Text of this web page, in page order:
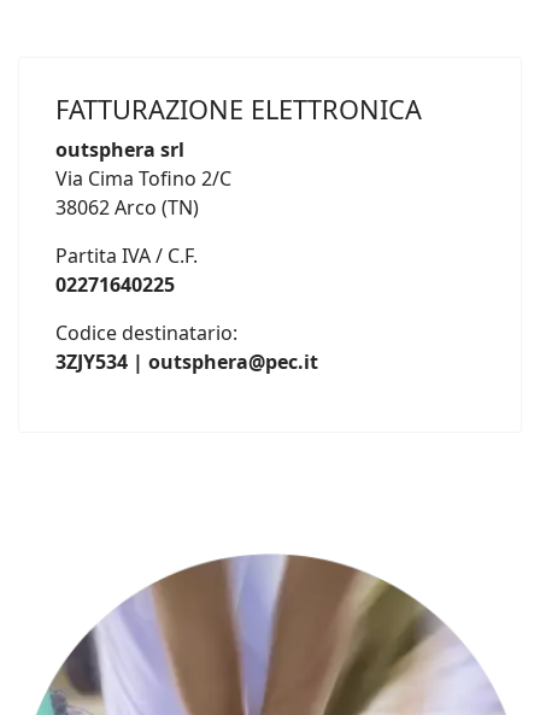
FATTURAZIONE ELETTRONICA
outsphera srl
Via Cima Tofino 2/C
38062 Arco (TN)
Partita IVA / C.F.
02271640225
Codice destinatario:
3ZJY534 | outsphera@pec.it